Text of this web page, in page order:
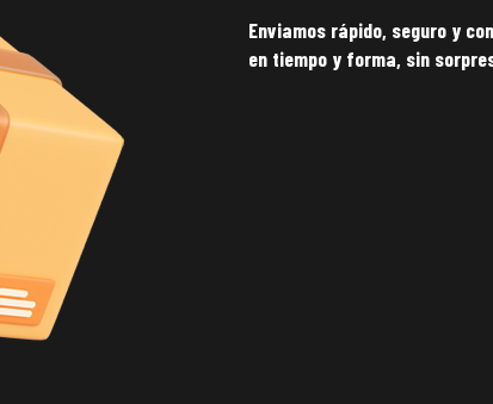
Enviamos rápido, seguro y
en tiempo y forma, sin